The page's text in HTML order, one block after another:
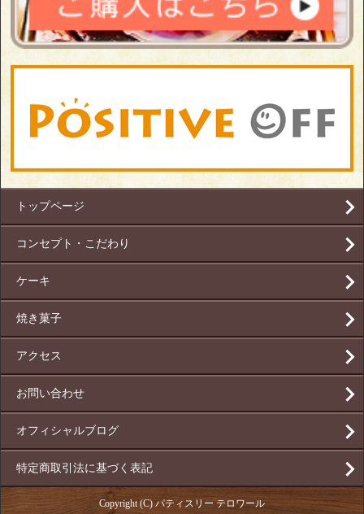
トップページ
コンセプト・こだわり
ケーキ
焼き菓子
アクセス
お問い合わせ
オフィシャルブログ
特定商取引法に基づく表記
Copyright (C) パティスリー テロワール